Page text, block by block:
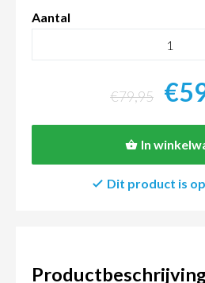
Aantal
€79,95
In
Dit product is